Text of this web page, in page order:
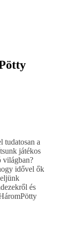
tudatosan a
játékos
világban?
idővel ők
és